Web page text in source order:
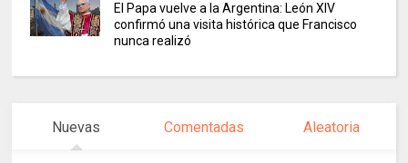
El Papa vuelve a la Argentina: León XIV
confirmó una visita histórica que Francisco
nunca realizó
Nuevas Comentadas Aleatoria